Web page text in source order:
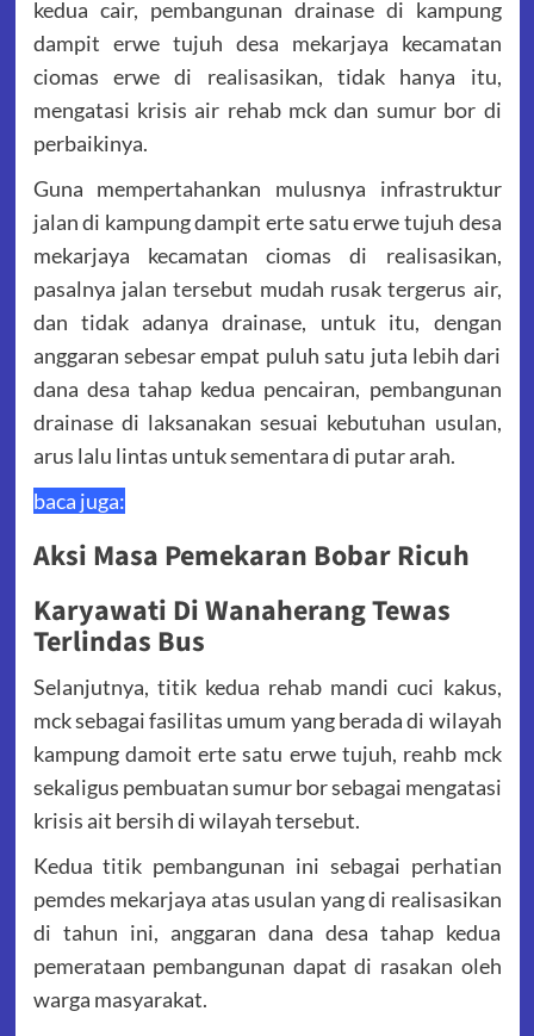
kedua cair, pembangunan drainase di kampung
dampit erwe tujuh desa mekarjaya kecamatan
ciomas erwe di realisasikan, tidak hanya itu,
mengatasi krisis air rehab mck dan sumur bor di
perbaikinya.
Guna mempertahankan mulusnya infrastruktur
jalan di kampung dampit erte satu erwe tujuh desa
mekarjaya kecamatan ciomas di realisasikan,
pasalnya jalan tersebut mudah rusak tergerus air,
dan tidak adanya drainase, untuk itu, dengan
anggaran sebesar empat puluh satu juta lebih dari
dana desa tahap kedua pencairan, pembangunan
drainase di laksanakan sesuai kebutuhan usulan,
arus lalu lintas untuk sementara di putar arah.
baca juga:
Aksi Masa Pemekaran Bobar Ricuh
Karyawati Di Wanaherang Tewas
Terlindas Bus
Selanjutnya, titik kedua rehab mandi cuci kakus,
mck sebagai fasilitas umum yang berada di wilayah
kampung damoit erte satu erwe tujuh, reahb mck
sekaligus pembuatan sumur bor sebagai mengatasi
krisis ait bersih di wilayah tersebut.
Kedua titik pembangunan ini sebagai perhatian
pemdes mekarjaya atas usulan yang di realisasikan
di tahun ini, anggaran dana desa tahap kedua
pemerataan pembangunan dapat di rasakan oleh
warga masyarakat.